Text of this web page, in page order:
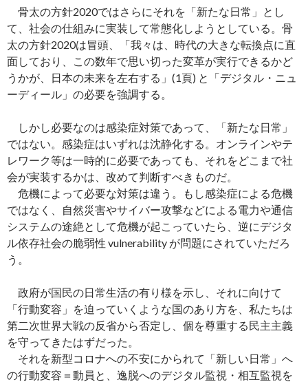
骨太の方針2020ではさらにそれを「新たな日常」とし
て、社会の仕組みに実装して常態化しようとしている。骨
太の方針2020は冒頭、「我々は、時代の大きな転換点に直
面しており、この数年で思い切った変革が実行できるかど
うかが、日本の未来を左右する」(1頁) と「デジタル・ニュ
ーディール」の必要を強調する。
しかし必要なのは感染症対策であって、「新たな日常」
ではない。感染症はいずれは沈静化する。オンラインやテ
レワーク等は一時的に必要であっても、それをどこまで社
会が実装するかは、改めて判断すべきものだ。
危機によって必要な対策は違う。もし感染症による危機
ではなく、自然災害やサイバー攻撃などによる電力や通信
システムの途絶として危機が起こっていたら、逆にデジタ
ル依存社会の脆弱性 vulnerability が問題にされていただろ
う。
政府が国民の日常生活の有り様を示し、それに向けて
「行動変容」を迫っていくような国のあり方を、私たちは
第二次世界大戦の反省から否定し、個を尊重する民主主義
を守ってきたはずだった。
それを新型コロナへの不安にかられて「新しい日常」へ
の行動変容＝動員と、逸脱へのデジタル監視・相互監視を